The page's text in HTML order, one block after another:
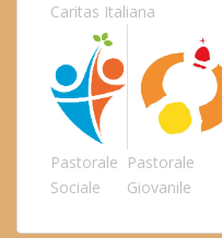
Caritas Italiana
Pastorale
Sociale
Pastorale
Giovanile